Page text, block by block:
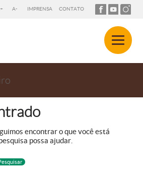
A- IMPRENSA CONTATO
encontrar o que você está
possa ajudar.